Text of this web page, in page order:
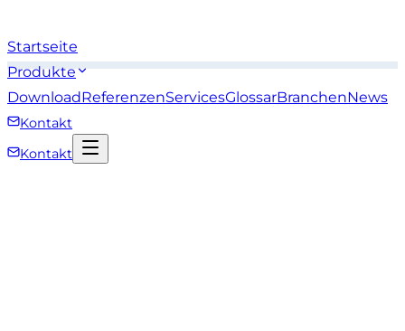
Startseite
Produkte
DownloadReferenzenServicesGlossarBranchenNews
Kontakt
Kontakt